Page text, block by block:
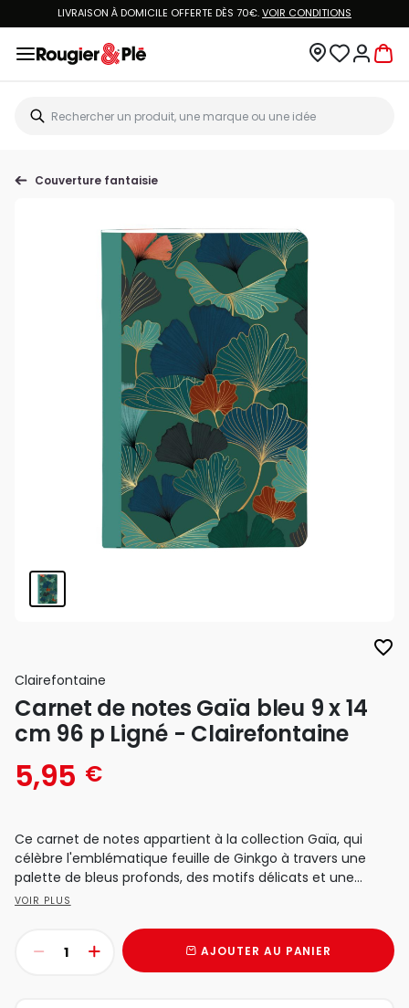
LIVRAISON À DOMICILE OFFERTE DÈS 70€.VOIR CONDITIONS
Couverture fantaisie
favorite_border
Clairefontaine
Carnet de notes Gaïa bleu 9 x 14
cm 96 p Ligné - Clairefontaine
5,95 €
Ce carnet de notes appartient à la collection Gaïa, qui
célèbre l'emblématique feuille de Ginkgo à travers une
palette de bleus profonds, des motifs délicats et une...
VOIR PLUS
AJOUTER AU PANIER